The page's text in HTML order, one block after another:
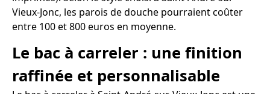
Vieux-Jonc, les parois de douche pourraient coûter
entre 100 et 800 euros en moyenne.
Le bac à carreler : une finition
raffinée et personnalisable